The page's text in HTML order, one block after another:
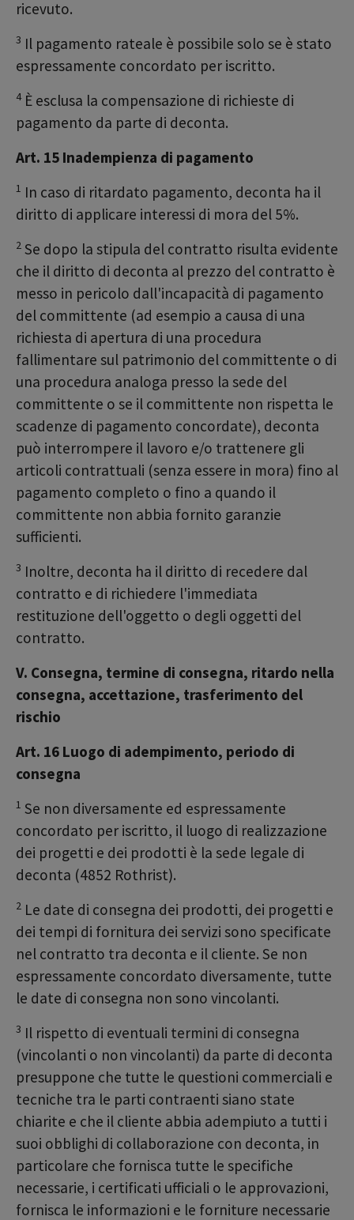
ricevuto.
3 Il pagamento rateale è possibile solo se è stato
espressamente concordato per iscritto.
4È esclusa la compensazione di richieste di
pagamento da parte di deconta.
Art. 15 Inadempienza di pagamento
1 In caso di ritardato pagamento, deconta ha il
diritto di applicare interessi di mora del 5%.
2 Se dopo la stipula del contratto risulta evidente
che il diritto di deconta al prezzo del contratto è
messo in pericolo dall'incapacità di pagamento
del committente (ad esempio a causa di una
richiesta di apertura di una procedura
fallimentare sul patrimonio del committente o di
una procedura analoga presso la sede del
committente o se il committente non rispetta le
scadenze di pagamento concordate), deconta
può interrompere il lavoro e/o trattenere gli
articoli contrattuali (senza essere in mora) fino al
pagamento completo o fino a quando il
committente non abbia fornito garanzie
sufficienti.
3 Inoltre, deconta ha il diritto di recedere dal
contratto e di richiedere l'immediata
restituzione dell'oggetto o degli oggetti del
contratto.
V. Consegna, termine di consegna, ritardo nella
consegna, accettazione, trasferimento del
rischio
Art. 16 Luogo di adempimento, periodo di
consegna
1 Se non diversamente ed espressamente
concordato per iscritto, il luogo di realizzazione
dei progetti e dei prodotti è la sede legale di
deconta (4852 Rothrist).
2 Le date di consegna dei prodotti, dei progetti e
dei tempi di fornitura dei servizi sono specificate
nel contratto tra deconta e il cliente. Se non
espressamente concordato diversamente, tutte
le date di consegna non sono vincolanti.
3 Il rispetto di eventuali termini di consegna
(vincolanti o non vincolanti) da parte di deconta
presuppone che tutte le questioni commerciali e
tecniche tra le parti contraenti siano state
chiarite e che il cliente abbia adempiuto a tutti i
suoi obblighi di collaborazione con deconta, in
particolare che fornisca tutte le specifiche
necessarie, i certificati ufficiali o le approvazioni,
fornisca le informazioni e le forniture necessarie